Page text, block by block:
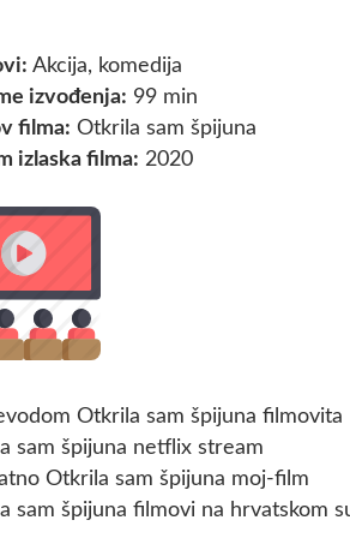
Akcija, komedija
izvođenja: 99 min
filma: Otkrila sam špijuna
izlaska filma: 2020
Otkrila sam špijuna filmovita
sam špijuna netflix stream
Otkrila sam špijuna moj-film
sam špijuna filmovi na hrvatskom